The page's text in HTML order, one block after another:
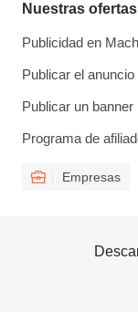
Nuestras ofertas
Publicidad en
Publicar el anuncio
Publicar un banner
Programa de
Empresas